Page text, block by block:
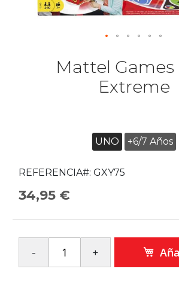
Mattel Games
Extreme
UNO +6/7 Años
REFERENCIA#: GXY75
34,95 €